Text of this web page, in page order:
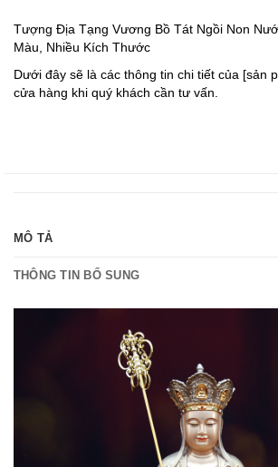
Tượng Địa Tạng Vương Bồ Tát Ngồi Non
Màu, Nhiều Kích Thước
Dưới đây sẽ là các thông tin chi tiết của [sản
cửa hàng khi quý khách cần tư vấn.
MÔ TẢ
THÔNG TIN BỔ SUNG